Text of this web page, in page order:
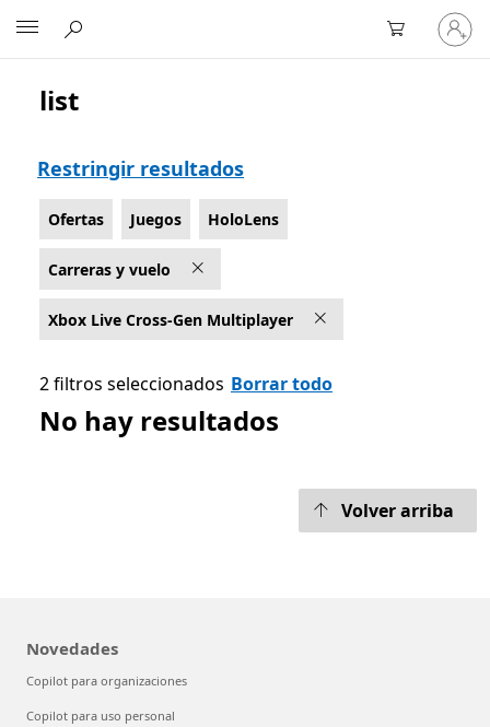
Inicia
sesión
en
Lista Microsoft.com
list
Restringir resultados
Ofertas Juegos HoloLens
Carreras y vuelo
Xbox Live Cross-Gen Multiplayer
2 filtros seleccionados Borrar todo
No hay resultados
Volver arriba
Novedades
Copilot para organizaciones
Copilot para uso personal